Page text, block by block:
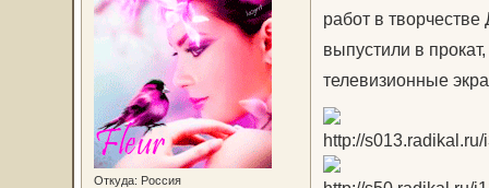
Откуда: Россия
работ в
выпустили в
телевизионные